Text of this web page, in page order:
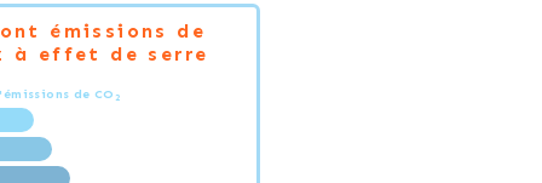
émissions de
à effet de serre
de CO 2